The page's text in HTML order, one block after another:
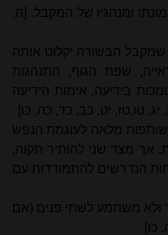
ומנהגיו של המקבל. [ה,
שמקבל הבשורה יקלוט אותה
שפת הגוף, התנהגות
בידיעה, אימות הידיעה
יג, טו,טז, יט, כב, כד, כה, כו]
שותפות מלאה לעוגמת הנפש
אך מצד שני להותיר תקוה,
הנדרשים להתמודדות עם
ולא משתמע לשתי פנים (אם
כו]